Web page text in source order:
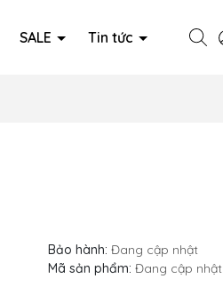
SALE Tin tức
Bảo hành: Đang cập nhật
Mã sản phẩm: Đang cập nhật